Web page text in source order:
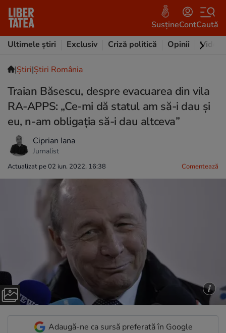
SusțineContCaută
Ultimele știri
Exclusiv Criză politică Opinii Video
|Ştiri|Știri România
Traian Băsescu, despre evacuarea din vila
RA-APPS: „Ce-mi dă statul am să-i dau și
eu, n-am obligația să-i dau altceva”
Ciprian Iana
Jurnalist
Actualizat pe 02 iun. 2022, 16:38 Comentează
Adaugă-ne ca sursă preferată în Google